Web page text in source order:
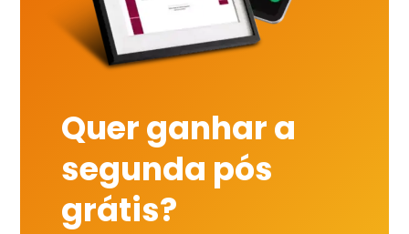
Quer ganhar a
segunda pós
grátis?